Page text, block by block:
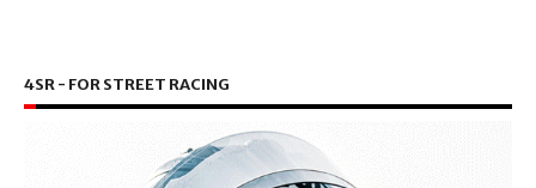
4SR - FOR STREET RACING